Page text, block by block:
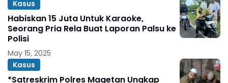
Kasus
Habiskan 15 Juta Untuk Karaoke,
Seorang Pria Rela Buat Laporan Palsu ke
Polisi
May 15, 2025
Kasus
*Satreskrim Polres Magetan Ungkap